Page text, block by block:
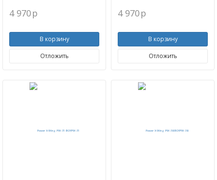
4 970p
В корзину
Отложить
4 970p
В корзину
Отложить